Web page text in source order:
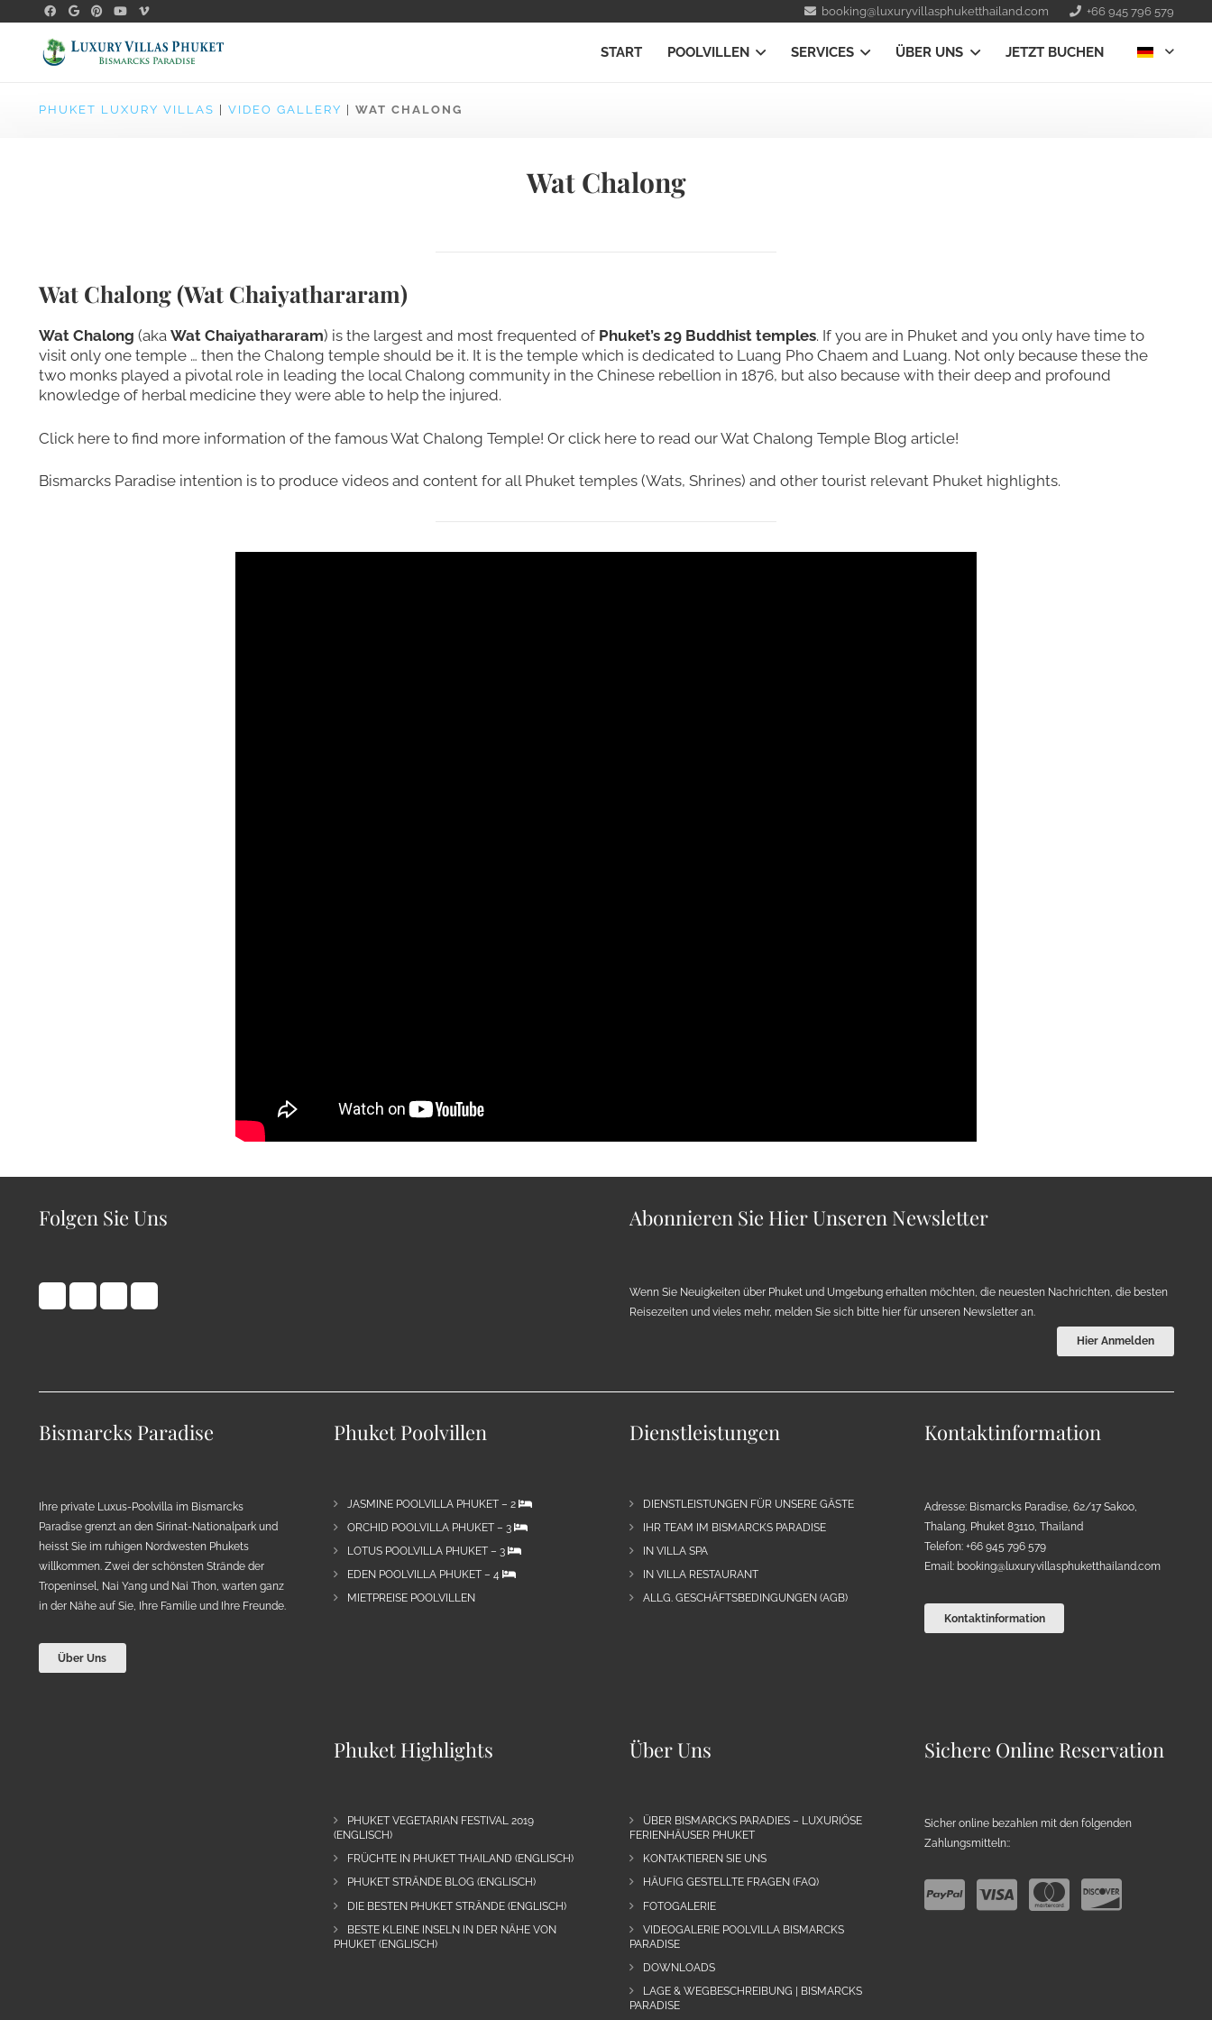
booking@luxuryvillasphuketthailand.com +66 945 796 579
START POOLVILLEN SERVICES ÜBER UNS JETZT BUCHEN
PHUKET LUXURY VILLAS VIDEO GALLERY WAT CHALONG
Wat Chalong
Wat Chalong(Wat Chaiyathararam)
Wat Chalong (aka Wat Chaiyathararam) is the largest and most frequented of Phuket’s 29 Buddhist temples. If you are in Phuket and you only have time to
visit only one temple … then the Chalong temple should be it. It is the temple which is dedicated to Luang Pho Chaem and Luang. Not only because these the
two monks played a pivotal role in leading the local Chalong community in the Chinese rebellion in 1876, but also because with their deep and profound
knowledge of herbal medicine they were able to help the injured.
Click here to find more information of the famous Wat Chalong Temple! Or click here to read ourWat Chalong Temple Blog article!
Bismarcks Paradise intention is to produce videos and content for all Phuket temples (Wats, Shrines) and other tourist relevant Phuket highlights.
Folgen Sie Uns Abonnieren Sie Hier Unseren Newsletter
Wenn Sie Neuigkeiten über Phuket und Umgebung erhalten möchten, die neuesten Nachrichten, die besten
Reisezeiten und vieles mehr, melden Sie sich bitte hier für unseren Newsletter an.
Hier Anmelden
Bismarcks Paradise
Ihre private Luxus-Poolvilla im Bismarcks
Paradise grenzt an den Sirinat-Nationalpark und
heisst Sie im ruhigen Nordwesten Phukets
willkommen. Zwei der schönsten Strände der
Tropeninsel, Nai Yang und Nai Thon, warten ganz
in der Nähe auf Sie, Ihre Familie und Ihre Freunde.
Über Uns
Phuket Poolvillen
JASMINE POOLVILLA PHUKET – 2
ORCHID POOLVILLA PHUKET – 3
LOTUS POOLVILLA PHUKET – 3
EDEN POOLVILLA PHUKET – 4
MIETPREISE POOLVILLEN
Dienstleistungen
DIENSTLEISTUNGEN FÜR UNSERE GÄSTE
IHR TEAM IM BISMARCKS PARADISE
IN VILLA SPA
IN VILLA RESTAURANT
ALLG. GESCHÄFTSBEDINGUNGEN (AGB)
Kontaktinformation
Adresse: Bismarcks Paradise, 62/17 Sakoo,
Thalang, Phuket 83110, Thailand
Telefon: +66 945 796 579
Email: booking@luxuryvillasphuketthailand.com
Kontaktinformation
Phuket Highlights
PHUKET VEGETARIAN FESTIVAL 2019
(ENGLISCH)
FRÜCHTE IN PHUKET THAILAND (ENGLISCH)
PHUKET STRÄNDE BLOG (ENGLISCH)
DIE BESTEN PHUKET STRÄNDE (ENGLISCH)
BESTE KLEINE INSELN IN DER NÄHE VON
PHUKET (ENGLISCH)
Über Uns
ÜBER BISMARCK’S PARADIES – LUXURIÖSE
FERIENHÄUSER PHUKET
KONTAKTIEREN SIE UNS
HÄUFIG GESTELLTE FRAGEN (FAQ)
FOTOGALERIE
VIDEOGALERIE POOLVILLA BISMARCKS
PARADISE
DOWNLOADS
LAGE & WEGBESCHREIBUNG | BISMARCKS
PARADISE
Sichere Online Reservation
Sicher online bezahlen mit den folgenden
Zahlungsmitteln::